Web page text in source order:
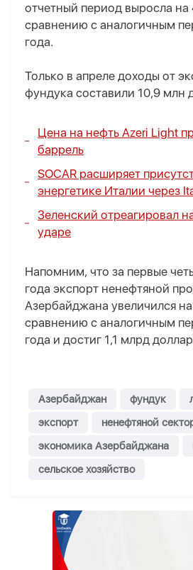
отчетный период выросла на
сравнению с аналогичным
года.
Только в апреле доходы от
фундука составили 10,9 млн
Цена на нефть Azeri Light
баррель
SOCAR расширяет
энергетике Италии через
Зеленский отреагировал
ударе
Напомним, что за первые
года экспорт ненефтяной
Азербайджана увеличился на
сравнению с аналогичным
года и достиг 1,1 млрд
Азербайджан фундук
экспорт
ненефтяной
экономика Азербайджана
сельское хозяйство